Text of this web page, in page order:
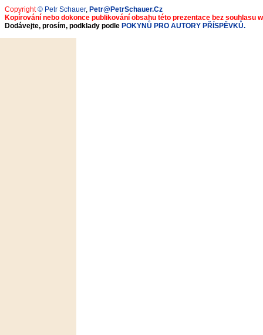
Copyright© Petr Schauer, Petr@PetrSchauer.Cz
Kopírování nebo dokonce publikování obsahu této prezentace bez souhlasu
Dodávejte, prosím, podklady podle POKYNŮ PRO AUTORY PŘÍSPĚVKŮ.